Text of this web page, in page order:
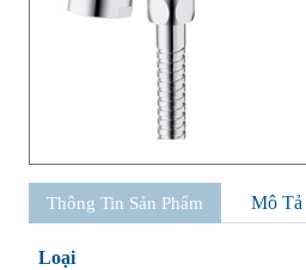
Thông Tin Sản Phẩm Mô Tả
Loại